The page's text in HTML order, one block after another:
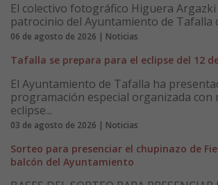
El colectivo fotográfico Higuera
patrocinio del Ayuntamiento de Tafalla
06 de agosto de 2026 | Noticias
Tafalla se prepara para el eclipse del 12
El Ayuntamiento de Tafalla ha
programación especial organizada con
eclipse...
03 de agosto de 2026 | Noticias
Sorteo para presenciar el chupinazo de
balcón del Ayuntamiento